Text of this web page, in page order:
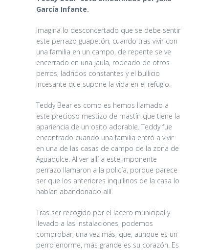
García Infante.
Imagina lo desconcertado que se debe sentir
este perrazo guapetón, cuando tras vivir con
una familia en un campo, de repente se ve
encerrado en una jaula, rodeado de otros
perros, ladridos constantes y el bullicio
incesante que supone la vida en el refugio.
Teddy Bear es como es hemos llamado a
este precioso mestizo de mastín que tiene la
apariencia de un osito adorable. Teddy fue
encontrado cuando una familia entró a vivir
en una de las casas de campo de la zona de
Aguadulce. Al ver allí a este imponente
perrazo llamaron a la policía, porque parece
ser que los anteriores inquilinos de la casa lo
habían abandonado allí.
Tras ser recogido por el lacero municipal y
llevado a las instalaciones, podemos
comprobar, una vez más, que, aunque es un
perro enorme, más grande es su corazón. Es